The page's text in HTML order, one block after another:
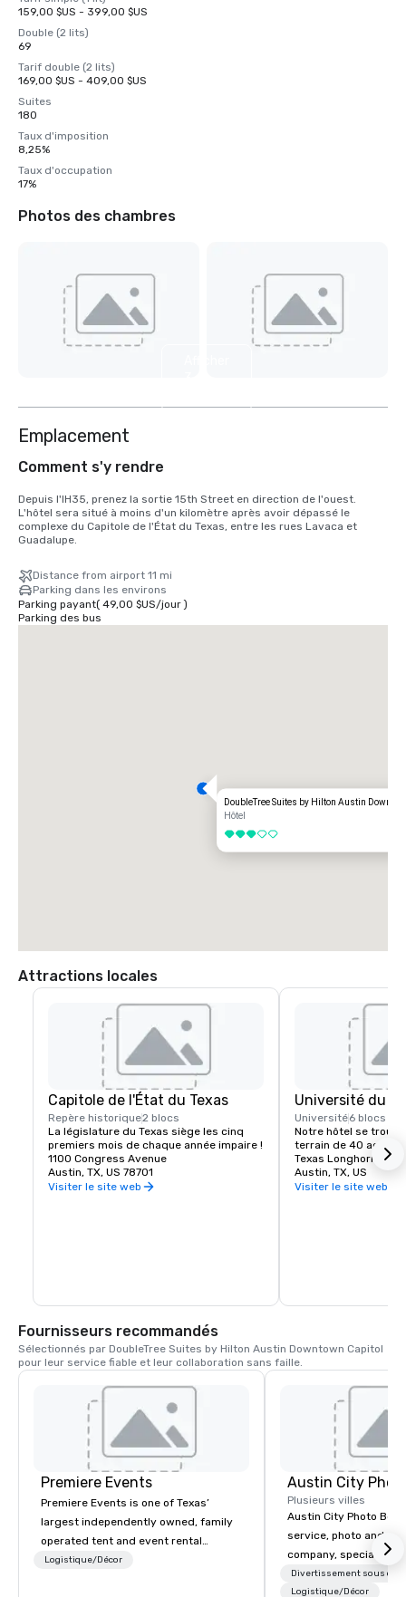
159,00 $US - 399,00 $US
Double (2 lits)
69
Tarif double (2 lits)
169,00 $US - 409,00 $US
Suites
180
Taux d'imposition
8,25%
Taux d'occupation
17%
Photos des chambres
Emplacement
Comment s'y rendre
Depuis l'IH35, prenez la sortie 15th Street en direction de l'ouest.
L'hôtel sera situé à moins d'un kilomètre après avoir dépassé le
complexe du Capitole de l'État du Texas, entre les rues Lavaca et
Guadalupe.
Distance from airport 11 mi
Parking dans les environs
Parking payant( 49,00 $US/jour)
Parking des bus
DoubleTree Suites by Hilton Austin
Hôtel
3 sur 5
Attractions locales
Capitole de l'État du Texas
Repère historique2 blocs
La législature du Texas siège les cinq
premiers mois de chaque année impaire !
1100 Congress Avenue
Austin, TX, US 78701
Visiter le site web
Université du
Université6 blocs
Notre hôtel se
terrain de 40 acres
Texas Longhorn !
Austin, TX, US
Visiter le site web
Fournisseurs recommandés
Sélectionnés par DoubleTree Suites by Hilton Austin Downtown Capitol
pour leur service fiable et leur collaboration sans faille.
Premiere Events
Premiere Events is one of Texas’
largest independently owned, family
operated tent and event rental
companies. With 4 ideally located
Logistique/Décor
Austin City
Plusieurs villes
Austin City Photo
service, photo and
company, specializing
of all occasions
festivals, brand
Divertissement sous
Logistique/Décor